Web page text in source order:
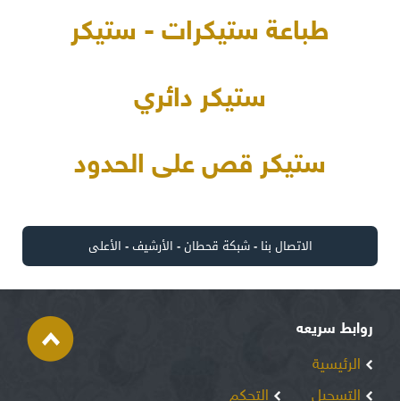
طباعة ستيكرات - ستيكر
ستيكر دائري
ستيكر قص على الحدود
الاتصال بنا -شبكة قحطان- الأرشيف- الأعلى
روابط سريعه
الرئيسية
التسجيل
التحكم